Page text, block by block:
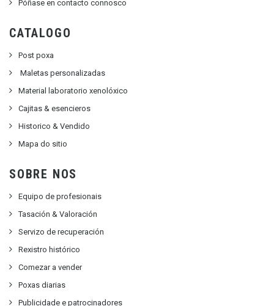
Póñase en contacto connosco
CATALOGO
Post poxa
Maletas personalizadas
Material laboratorio xenolóxico
Cajitas & esencieros
Historico & Vendido
Mapa do sitio
SOBRE NOS
Equipo de profesionais
Tasación & Valoración
Servizo de recuperación
Rexistro histórico
Comezar a vender
Poxas diarias
Publicidade e patrocinadores